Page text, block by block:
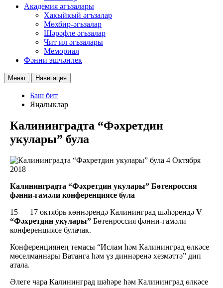
Академия әгъзалары
Хакыйкый әгъзалар
Мөхбир-әгьзалар
Шәрәфле әгьзалар
Чит ил әгьзалары
Мемориал
Фәнни эшчәнлек
Меню Навигация
Баш бит
Яңалыклар
Калининградта “Фәхретдин
укулары” була
4 Октября
2018
Калининградта “Фәхретдин укулары” Бөтенроссия
фәнни-гамәли конференциясе була
15 — 17 октябрь көннәрендә Калининград шәһәрендә V
“Фәхретдин укулары” Бөтенроссия фәнни-гамәли
конференциясе булачак.
Конференциянең темасы “Ислам һәм Калининград өлкәсе
мөселманнары Ватанга һәм үз диннәренә хезмәттә” дип
атала.
Әлеге чара Калининград шәһәре һәм Калининград өлкәсе